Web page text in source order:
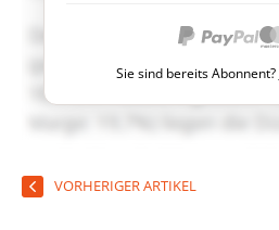
Sie sind bereits Abonnent?
VORHERIGER ARTIKEL